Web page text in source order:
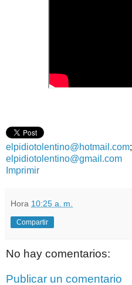
elpidiotolentino@hotmail.com;
elpidiotolentino@gmail.com
Imprimir
Hora 10:25 a. m.
Compartir
No hay comentarios:
Publicar un comentario